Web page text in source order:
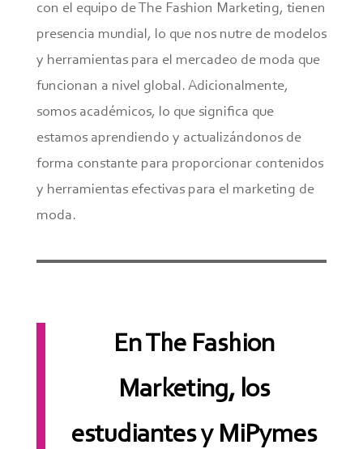
con el equipo de The Fashion Marketing, tienen
presencia mundial, lo que nos nutre de modelos
y herramientas para el mercadeo de moda que
funcionan a nivel global. Adicionalmente,
somos académicos, lo que significa que
estamos aprendiendo y actualizándonos de
forma constante para proporcionar contenidos
y herramientas efectivas para el marketing de
moda.
En The Fashion
Marketing, los
estudiantes y MiPymes